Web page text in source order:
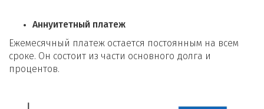
Аннуитетный платеж
Ежемесячный платеж остается постоянным на всем
сроке. Он состоит из части основного долга и
процентов.